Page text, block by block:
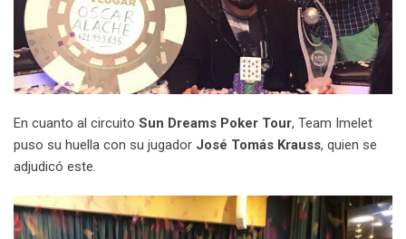
En cuanto al circuito Sun Dreams Poker Tour, Team Imelet
puso su huella con su jugador José Tomás Krauss, quien se
adjudicó este.